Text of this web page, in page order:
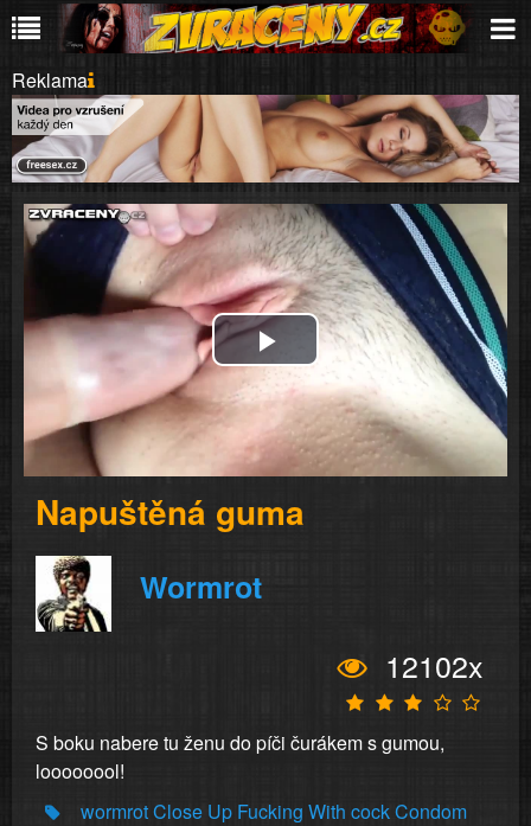
Reklama
Play
Video
Napuštěná guma
Wormrot
12102x
S boku nabere tu ženu do píči čurákem s gumou,
loooooool!
wormrotClose Up Fucking With cockCondom